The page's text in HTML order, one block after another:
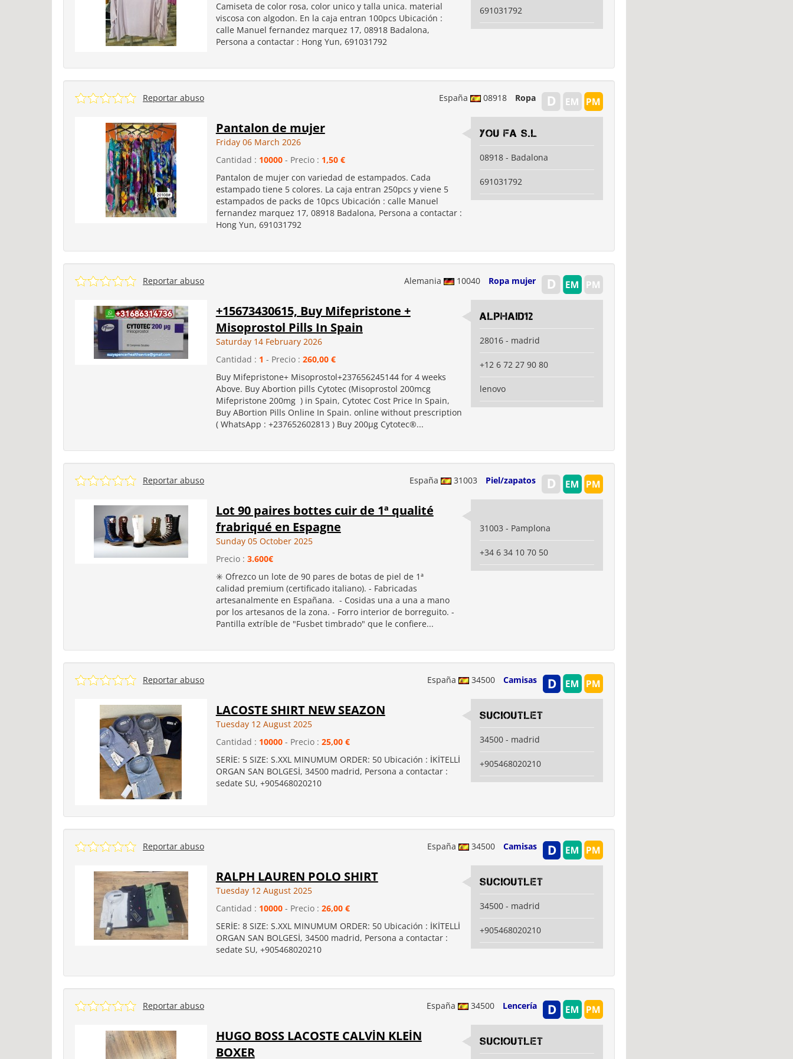
Camiseta de color rosa, color unico y talla unica. material
viscosa con algodon. En la caja entran 100pcs Ubicación :
calle Manuel fernandez marquez 17, 08918 Badalona,
Persona a contactar : Hong Yun, 691031792
691031792
España 08918 Ropa
Reportar abuso
Pantalon de mujer
Friday 06 March 2026
Cantidad : 10000- Precio : 1,50 €
Pantalon de mujer con variedad de estampados. Cada
estampado tiene 5 colores. La caja entran 250pcs y viene 5
estampados de packs de 10pcs Ubicación : calle Manuel
fernandez marquez 17, 08918 Badalona, Persona a contactar :
Hong Yun, 691031792
YOU FA S.L
08918 - Badalona
691031792
Alemania 10040 Ropa mujer
Reportar abuso
+15673430615, Buy Mifepristone +
Misoprostol Pills In Spain
Saturday 14 February 2026
Cantidad : 1 - Precio : 260,00 €
Buy Mifepristone+ Misoprostol+237656245144 for 4 weeks
Above. Buy Abortion pills Cytotec (Misoprostol 200mcg
Mifepristone 200mg ) in Spain, Cytotec Cost Price In Spain,
Buy ABortion Pills Online In Spain. online without prescription
( WhatsApp : +237652602813 ) Buy 200µg Cytotec®...
alphaid12
28016 - madrid
+12 6 72 27 90 80
lenovo
España 31003 Piel/zapatos
Reportar abuso
Lot 90 paires bottes cuir de 1ª qualité
frabriqué en Espagne
Sunday 05 October 2025
Precio : 3.600€
✳️ Ofrezco un lote de 90 pares de botas de piel de 1ª
calidad premium (certificado italiano). - Fabricadas
artesanalmente en Españana. - Cosidas una a una a mano
por los artesanos de la zona. - Forro interior de borreguito. -
Pantilla extríble de "Fusbet timbrado" que le confiere...
31003 - Pamplona
+34 6 34 10 70 50
España 34500 Camisas
Reportar abuso
LACOSTE SHIRT NEW SEAZON
Tuesday 12 August 2025
Cantidad : 10000- Precio : 25,00 €
SERİE: 5 SIZE: S.XXL MINUMUM ORDER: 50 Ubicación : İKİTELLİ
ORGAN SAN BOLGESİ, 34500 madrid, Persona a contactar :
sedate SU, +905468020210
sucioutlet
34500 - madrid
+905468020210
España 34500 Camisas
Reportar abuso
RALPH LAUREN POLO SHIRT
Tuesday 12 August 2025
Cantidad : 10000- Precio : 26,00 €
SERİE: 8 SIZE: S.XXL MINUMUM ORDER: 50 Ubicación : İKİTELLİ
ORGAN SAN BOLGESİ, 34500 madrid, Persona a contactar :
sedate SU, +905468020210
sucioutlet
34500 - madrid
+905468020210
España 34500 Lencería
Reportar abuso
HUGO BOSS LACOSTE CALVİN KLEİN
BOXER
sucioutlet